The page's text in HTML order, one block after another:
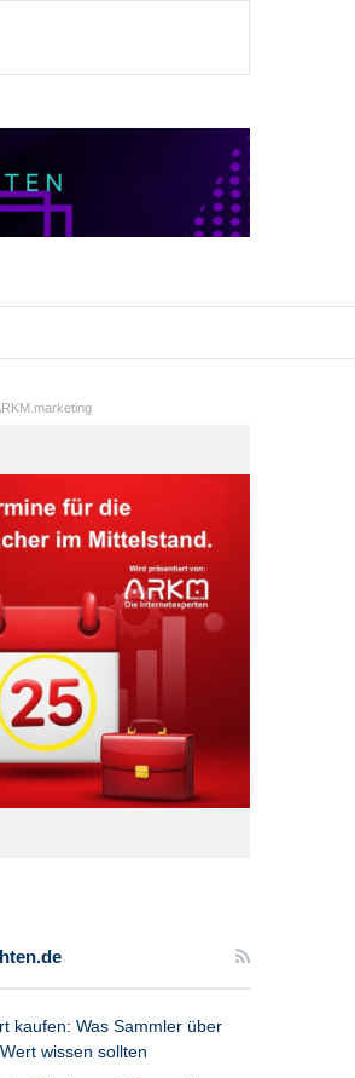
kaufen: Was Sammler über
wissen sollten